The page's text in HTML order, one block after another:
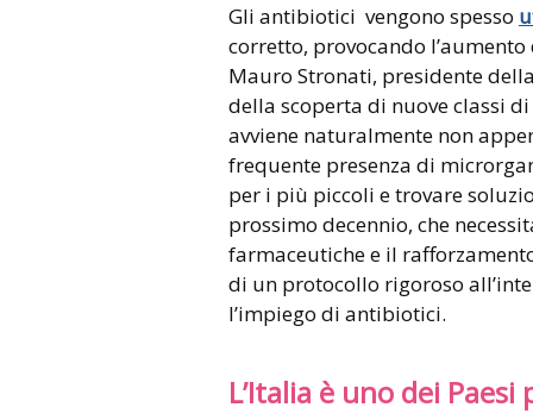
Gli antibiotici vengono spesso
corretto, provocando
Mauro Stronati, presidente
della scoperta di nuove classi
avviene naturalmente non
frequente presenza di
per i più piccoli e trovare
prossimo decennio, che
farmaceutiche e il
di un protocollo rigoroso
l’impiego di antibiotici.
L’Italia è uno dei